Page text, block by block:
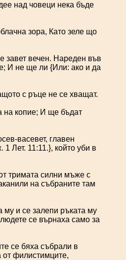
над човеци нека бъде
зора, Като зеле що
завет вечен. Нареден във
И не ще ли {Или: ако и да
с ръце не се хващат.
на копие; И ще бъдат
васевет, главен
Лет. 11:11.}, който уби в
тримата силни мъже с
на събраните там
му и се залепи ръката му
се върнаха само за
се бяха събрали в
от филистимците,